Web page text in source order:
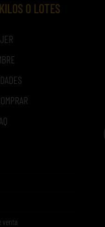
O LOTES
venta